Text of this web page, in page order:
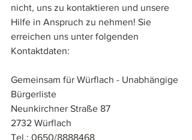
nicht, uns zu kontaktieren und unsere
Hilfe in Anspruch zu nehmen! Sie
erreichen uns unter folgenden
Kontaktdaten:
Gemeinsam für Würflach - Unabhängige
Bürgerliste
Neunkirchner Straße 87
2732 Würflach
Tel.: 0650/8888468